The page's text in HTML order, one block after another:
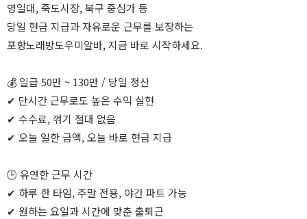
영일대, 죽도시장, 북구 중심가 등
당일 현금 지급과 자유로운 근무를 보장하는
포항노래방도우미알바, 지금 바로 시작하세요.
💰 일급 50만 ~ 130만 / 당일 정산
✔ 단시간 근무로도 높은 수익 실현
✔ 수수료, 꺾기 절대 없음
✔ 오늘 일한 금액, 오늘 바로 현금 지급
🕒 유연한 근무 시간
✔ 하루 한 타임, 주말 전용, 야간 파트 가능
✔ 원하는 요일과 시간에 맞춘 출퇴근